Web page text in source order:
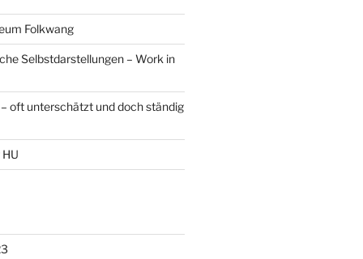
Folkwang
Selbstdarstellungen – Work in
oft unterschätzt und doch ständig